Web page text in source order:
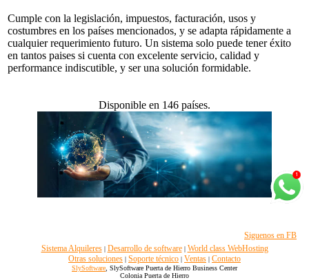
Cumple con la legislación, impuestos, facturación, usos y
costumbres en los países mencionados, y se adapta rápidamente a
cualquier requerimiento futuro. Un sistema solo puede tener éxito
en tantos paises si cuenta con excelente servicio, calidad y
performance indiscutible, y ser una solución formidable.
Disponible en 146 países.
Siguenos en FB
Sistema Alquileres| Desarrollo de software| World class WebHosting
Otras soluciones | Soporte técnico | Ventas | Contacto
SlySoftware , SlySoftware Puerta de Hierro Business Center
Colonia Puerta de Hierro